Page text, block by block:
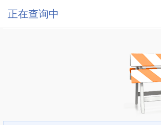
正在查询中